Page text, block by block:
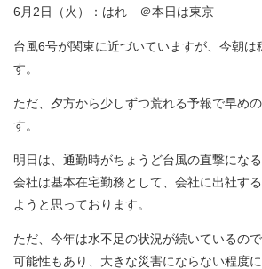
6月2日（火）：はれ ＠本日は東京
台風6号が関東に近づいていますが、今朝は
す。
ただ、夕方から少しずつ荒れる予報で早め
す。
明日は、通勤時がちょうど台風の直撃にな
会社は基本在宅勤務として、会社に出社す
ようと思っております。
ただ、今年は水不足の状況が続いているの
可能性もあり、大きな災害にならない程度